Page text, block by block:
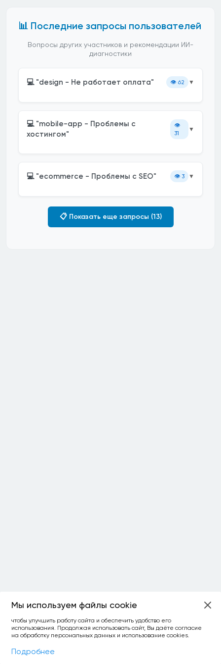
Фильтры
📊 Последние запросы пользователей
Вопросы других участников и рекомендации ИИ-
диагностики
💻 "design - Не работает оплата" 👁️ 62 ▼
💻 "mobile-app - Проблемы с
хостингом"
👁️
31
▼
💻 "ecommerce - Проблемы с SEO" 👁️ 3 ▼
📋 Показать еще запросы (13)
Мы используем файлы cookie
чтобы улучшить работу сайта и обеспечить удобство его
использования. Продолжая использовать сайт, Вы даёте согласие
на обработку персональных данных и использование cookies.
Подробнее
ОСТАЛОСЬ:
уточнить фильтр сравнить топ-3
спросить ИИ